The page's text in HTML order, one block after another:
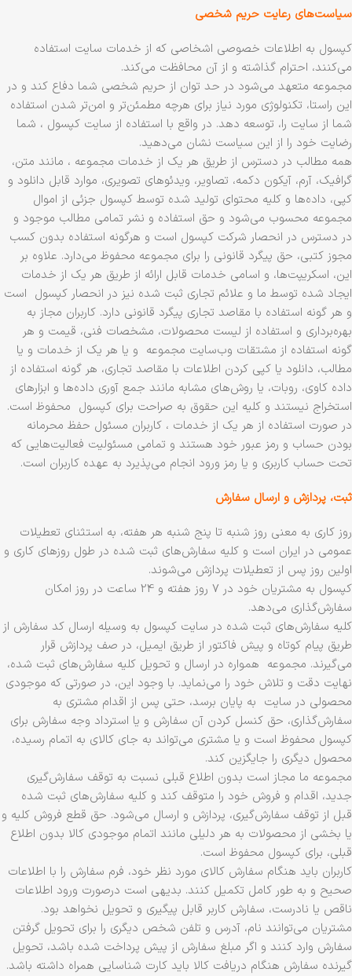
سیاست‏‌های رعایت حریم شخصی
کپسول به اطلاعات خصوصی اشخاصى که از خدمات سایت استفاده
می‏‌کنند، احترام گذاشته و از آن محافظت می‏‌کند.
مجموعه متعهد می‏‌شود در حد توان از حریم شخصی شما دفاع کند و در
این راستا، تکنولوژی مورد نیاز برای هرچه مطمئن‏‌تر و امن‏‌تر شدن استفاده
شما از سایت را، توسعه دهد. در واقع با استفاده از سایت کپسول ، شما
رضایت خود را از این سیاست نشان می‏‌دهید.
همه مطالب در دسترس از طریق هر یک از خدمات مجموعه ، مانند متن،
گرافیک، آرم، آیکون دکمه، تصاویر، ویدئوهای تصویری، موارد قابل دانلود و
کپی، داده‌ها و کلیه محتوای تولید شده توسط کپسول جزئی از اموال
مجموعه محسوب می‏‌شود و حق استفاده و نشر تمامی مطالب موجود و
در دسترس در انحصار شرکت کپسول است و هرگونه استفاده بدون کسب
مجوز کتبی، حق پیگرد قانونی را برای مجموعه محفوظ می‏‌دارد. علاوه بر
این، اسکریپت‌ها، و اسامی خدمات قابل ارائه از طریق هر یک از خدمات
ایجاد شده توسط ما و علائم تجاری ثبت شده نیز در انحصار کپسول است
و هر گونه استفاده با مقاصد تجاری پیگرد قانونی دارد. کاربران مجاز به
بهره‌‏برداری و استفاده از لیست محصولات، مشخصات فنی، قیمت و هر
گونه استفاده از مشتقات وب‏‌سایت مجموعه و یا هر یک از خدمات و یا
مطالب، دانلود یا کپی کردن اطلاعات با مقاصد تجاری، هر گونه استفاده از
داده کاوی، روبات، یا روش‌‏های مشابه مانند جمع آوری داده‌‏ها و ابزارهای
استخراج نیستند و کلیه این حقوق به صراحت برای کپسول محفوظ است.
در صورت استفاده از هر یک از خدمات ، کاربران مسئول حفظ محرمانه
بودن حساب و رمز عبور خود هستند و تمامی مسئولیت فعالیت‌‏هایی که
تحت حساب کاربری و یا رمز ورود انجام می‏‌پذیرد به عهده کاربران است.
ثبت، پردازش و ارسال سفارش
روز کاری به معنی روز شنبه تا پنج شنبه هر هفته، به استثنای تعطیلات
عمومی در ایران است و کلیه سفارش‏‌های ثبت شده در طول روزهای کاری و
اولین روز پس از تعطیلات پردازش می‌‏شوند.
کپسول به مشتریان خود در 7 روز هفته و 24 ساعت در روز امکان
سفارش‌‏گذاری می‌‏دهد.
کلیه سفارش‌‏های ثبت شده در سایت کپسول به وسیله ارسال کد سفارش از
طریق پیام کوتاه و پیش فاکتور از طریق ایمیل، در صف پردازش قرار
می‏‌گیرند. مجموعه همواره در ارسال و تحویل کلیه سفارش‌‏های ثبت شده،
نهایت دقت و تلاش خود را می‏‌نماید. با وجود این، در صورتی که موجودی
محصولی در سایت به پایان برسد، حتی پس از اقدام مشتری به
سفارش‌‏گذاری، حق کنسل کردن آن سفارش و یا استرداد وجه سفارش برای
کپسول محفوظ است و یا مشتری می‏‌تواند به جای کالای به اتمام رسیده،
محصول دیگری را جایگزین کند.
مجموعه ما مجاز است بدون اطلاع قبلی نسبت به توقف سفارش‌‏گیری
جدید، اقدام و فروش خود را متوقف کند و کلیه سفارش‌‏های ثبت شده
قبل از توقف سفارش‌‏گیری، پردازش و ارسال می‌‏شود. حق قطع فروش کلیه و
یا بخشی از محصولات به هر دلیلی مانند اتمام موجودی کالا بدون اطلاع
قبلی، برای کپسول محفوظ است.
کاربران باید هنگام سفارش کالای مورد نظر خود، فرم سفارش را با اطلاعات
صحیح و به طور کامل تکمیل کنند. بدیهی است درصورت ورود اطلاعات
ناقص یا نادرست، سفارش کاربر قابل پیگیری و تحویل نخواهد بود.
مشتریان می‌توانند نام، آدرس و تلفن شخص دیگری را برای تحویل گرفتن
سفارش وارد کنند و اگر مبلغ سفارش از پیش پرداخت شده باشد، تحویل
گیرنده سفارش هنگام دریافت کالا باید کارت شناسایی همراه داشته باشد.